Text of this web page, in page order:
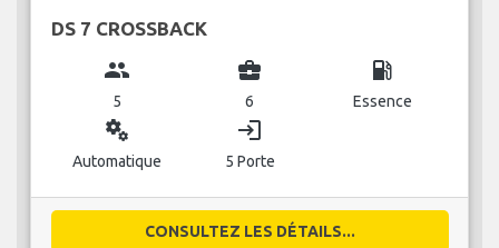
DS 7 CROSSBACK
group
5
business_center
6
local_gas_station
Essence
miscellaneous_services
Automatique
login
5 Porte
CONSULTEZ LES DÉTAILS...